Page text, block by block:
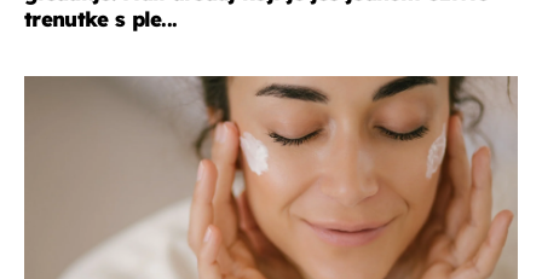
trenutke s ple...
moda & ljepota